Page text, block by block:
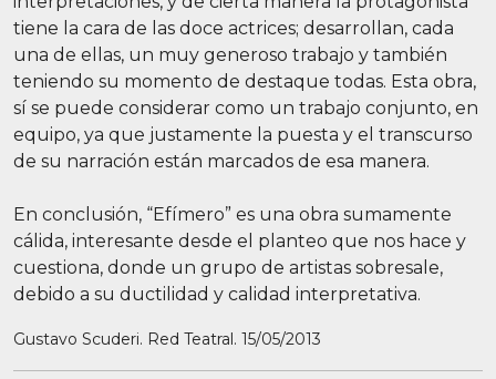
tiene la cara de las doce actrices; desarrollan, cada
una de ellas, un muy generoso trabajo y también
teniendo su momento de destaque todas. Esta obra,
sí se puede considerar como un trabajo conjunto, en
equipo, ya que justamente la puesta y el transcurso
de su narración están marcados de esa manera.
En conclusión, “Efímero” es una obra sumamente
cálida, interesante desde el planteo que nos hace y
cuestiona, donde un grupo de artistas sobresale,
debido a su ductilidad y calidad interpretativa.
Gustavo Scuderi. Red Teatral. 15/05/2013